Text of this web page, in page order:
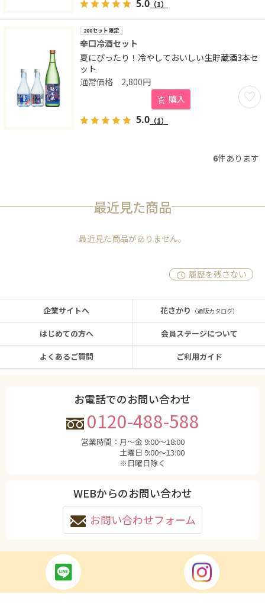
5.0 （1）
200セット限定
辛口冷酒セット
夏にぴったり！冷やしておいしい生貯蔵酒3本セ
ット
お気
2,800円
購入
5.0 （1）
6件あります
最近見た商品
最近見た商品がありません。
履歴を残さない
企業サイトへ
はじめての方へ
よくあるご質問
花さかり （通販カタログ）
会員ステージについて
ご利用ガイド
お電話でのお問い合わせ
0120-488-588
営業時間： 月〜金 9:00〜18:00
土曜日 9:00〜13:00
※日曜日除く
WEBからのお問い合わせ
お問い合わせフォーム